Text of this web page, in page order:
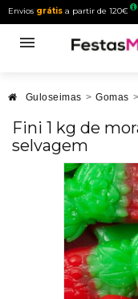
Envios grátis a partir de 120€
Guloseimas > Gomas >
Fini 1 kg de
selvagem